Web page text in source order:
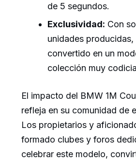
de 5 segundos.
Exclusividad: Con
unidades producidas,
convertido en un
colección muy
El impacto del BMW 1M
refleja en su comunidad de
Los propietarios y
formado clubes y foros
celebrar este modelo,